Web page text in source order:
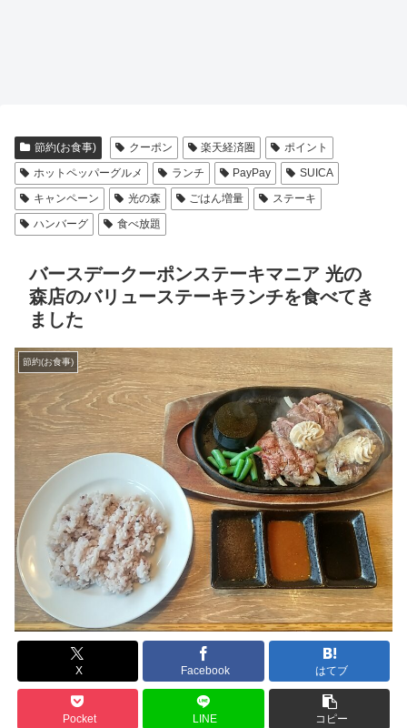
節約(お食事) クーポン 楽天経済圏
ポイント
ホットペッパーグルメ
ランチ PayPay
SUICA
キャンペーン
光の森 ごはん増量
ステーキ
ハンバーグ
食べ放題
バースデークーポンステーキマニア 光の
森店のバリューステーキランチを食べてき
ました
節約(お食事)
X Facebook はてブ
Pocket LINE コピー